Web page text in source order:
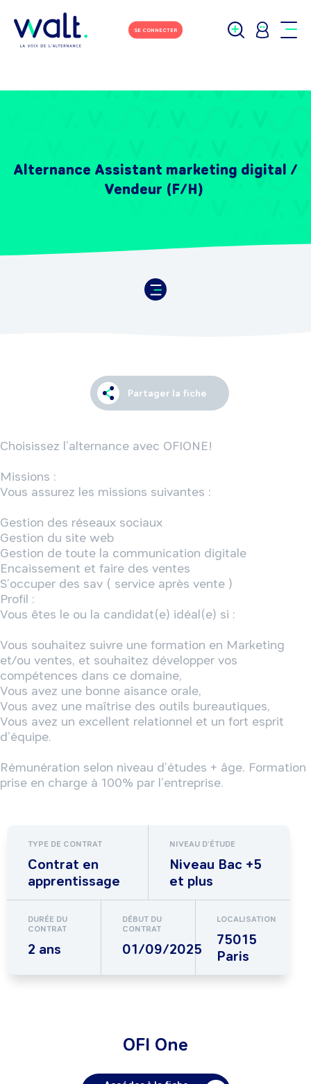
SE CONNECTER
Alternance Assistant marketing digital /
Vendeur (F/H)
Partager la fiche
Choisissez l’alternance avec OFIONE!
Missions :
Vous assurez les missions suivantes :
Gestion des réseaux sociaux
Gestion du site web
Gestion de toute la communication digitale
Encaissement et faire des ventes
S’occuper des sav ( service après vente )
Profil :
Vous êtes le ou la candidat(e) idéal(e) si :
Vous souhaitez suivre une formation en Marketing
et/ou ventes, et souhaitez développer vos
compétences dans ce domaine,
Vous avez une bonne aisance orale,
Vous avez une maîtrise des outils bureautiques,
Vous avez un excellent relationnel et un fort esprit
d’équipe.
Rémunération selon niveau d’études + âge. Formation
prise en charge à 100% par l’entreprise.
TYPE DE CONTRAT
Contrat en
apprentissage
NIVEAU D'ÉTUDE
Niveau Bac +5
et plus
DURÉE DU
CONTRAT
2 ans
DÉBUT DU
CONTRAT
01/09/2025
LOCALISATION
75015
Paris
OFI One